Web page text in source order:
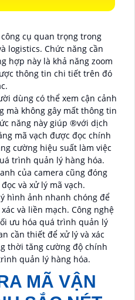
cụ quan trọng trong
logistics. Chức năng cần
hợp này là khả năng zoom
thông tin chi tiết trên đó
dùng có thể xem cận cảnh
mà không gây mất thông tin
năng này giúp ®️với dịch
mã vạch được đọc chính
cường hiệu suất làm việc
trình quản lý hàng hóa.
của camera cũng đóng
và xử lý mã vạch.
hình ảnh nhanh chóng để
và liền mạch. Công nghệ
ưu hóa quá trình quản lý
cần thiết để xử lý và xác
thời tăng cường độ chính
quản lý hàng hóa.
MÃ VẬN